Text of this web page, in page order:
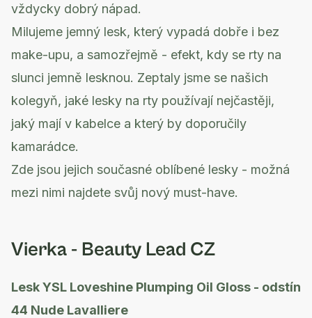
vždycky dobrý nápad.
Milujeme jemný lesk, který vypadá dobře i bez
make-upu, a samozřejmě - efekt, kdy se rty na
slunci jemně lesknou. Zeptaly jsme se našich
kolegyň, jaké lesky na rty používají nejčastěji,
jaký mají v kabelce a který by doporučily
kamarádce.
Zde jsou jejich současné oblíbené lesky - možná
mezi nimi najdete svůj nový must-have.
Vierka - Beauty Lead CZ
Lesk YSL Loveshine Plumping Oil Gloss - odstín
44 Nude Lavalliere